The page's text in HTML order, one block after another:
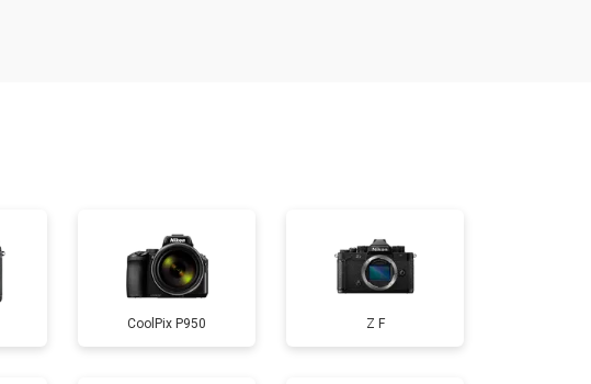
от 4300 ₽ Заказать
от 3300 ₽ Заказать
CoolPix P950 Z F